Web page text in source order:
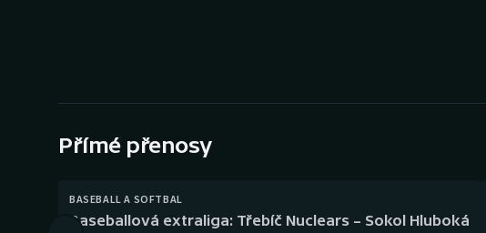
Gymnastika
Přímé přenosy
BASEBALL A SOFTBAL
Baseballová extraliga: Třebíč Nuclears – Sokol Hluboká